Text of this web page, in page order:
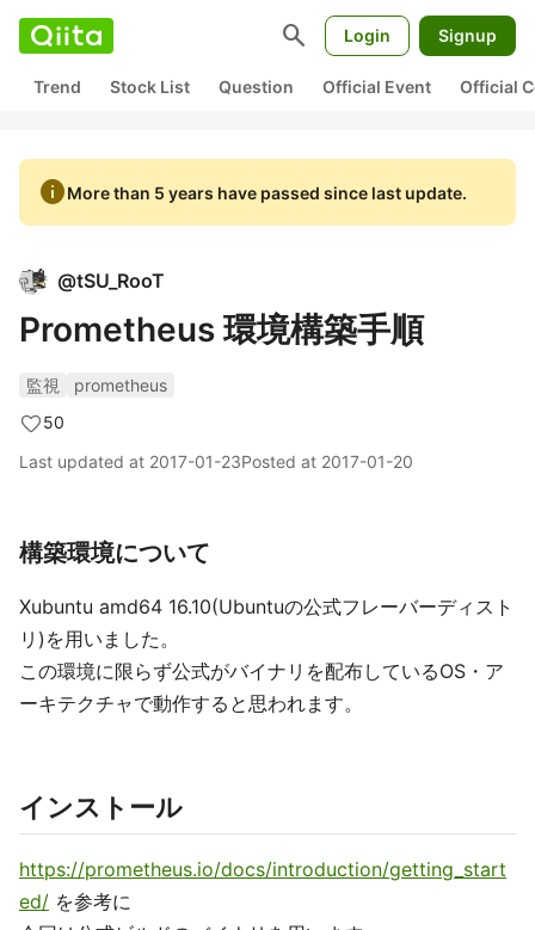
search Login Signup
Trend Stock List Question Official Event Official
infoMore than 5 years have passed since last update.
@tSU_RooT
Prometheus 環境構築手順
監視
prometheus
50
Last updated at 2017-01-23Posted at 2017-01-20
構築環境について
Xubuntu amd64 16.10(Ubuntuの公式フレーバーディスト
リ)を用いました。
この環境に限らず公式がバイナリを配布しているOS・ア
ーキテクチャで動作すると思われます。
インストール
https://prometheus.io/docs/introduction/getting_start
ed/ を参考に